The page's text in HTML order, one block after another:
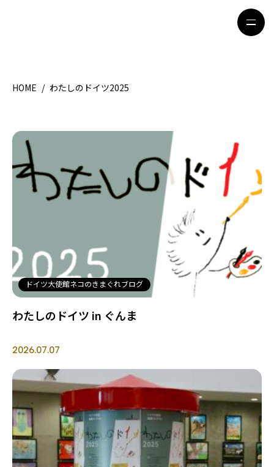
HOME
観光ガイド
留学＆キャリア
ライフスタイル
HOME / わたしのドイツ2025
ドイツ大使館ネコのきまぐれブログ
わたしのドイツ in ぐんま
2026.07.07